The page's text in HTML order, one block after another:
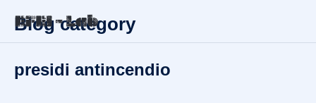
Blog category
presidi antincendio